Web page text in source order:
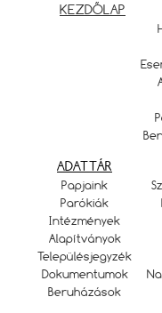
KEZDŐLAP
ADATTÁR
Papjaink
Parókiák
Intézmények
Alapítványok
Településjegyzék
Dokumentumok
Beruházások